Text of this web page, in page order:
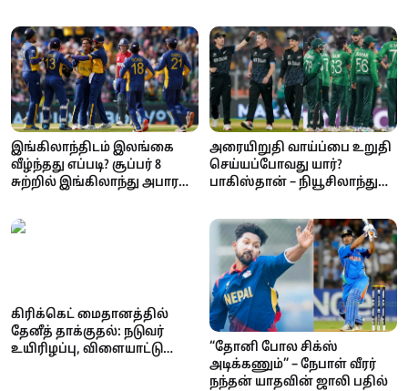
இங்கிலாந்திடம் இலங்கை
வீழ்ந்தது எப்படி? சூப்பர் 8
சுற்றில் இங்கிலாந்து அபார
அரையிறுதி வாய்ப்பை உறுதி
செய்யப்போவது யார்?
பாகிஸ்தான் – நியூசிலாந்து
கிரிக்கெட் மைதானத்தில்
தேனீத் தாக்குதல்: நடுவர்
உயிரிழப்பு, விளையாட்டு
“தோனி போல சிக்ஸ்
அடிக்கணும்” – நேபாள் வீரர்
நந்தன் யாதவின் ஜாலி பதில்